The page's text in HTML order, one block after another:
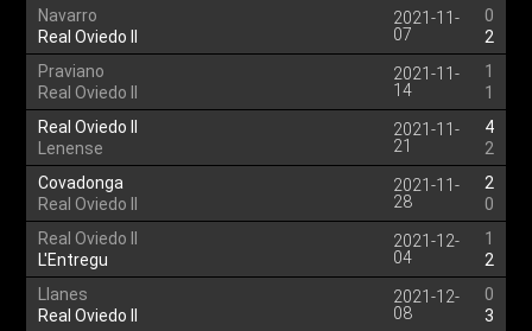
Navarro
Real Oviedo II
2021-11-
07
0
2
Praviano
Real Oviedo II
2021-11-
14
1
1
Real Oviedo II
Lenense
2021-11-
21
4
2
Covadonga
Real Oviedo II
2021-11-
28
2
0
Real Oviedo II
L'Entregu
2021-12-
04
1
2
Llanes
Real Oviedo II
2021-12-
08
0
3